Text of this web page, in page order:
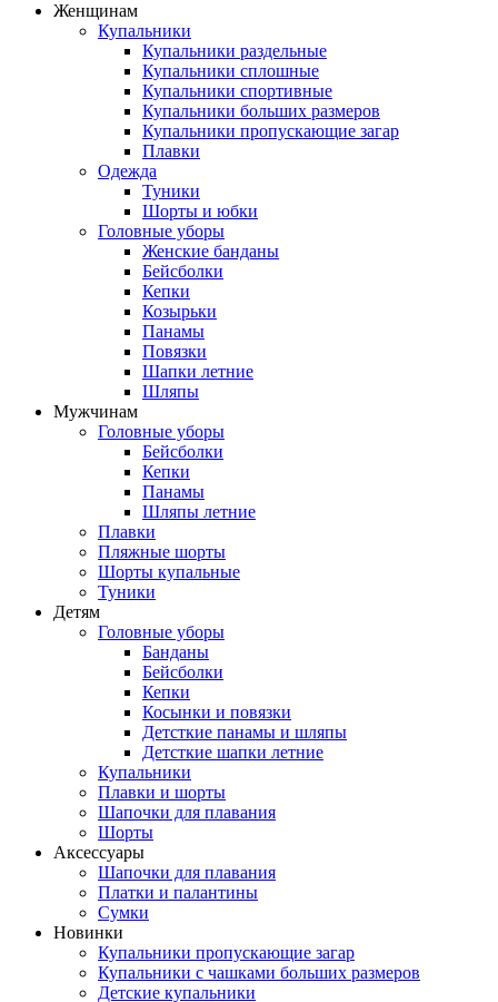
Женщинам
Купальники
Купальники раздельные
Купальники сплошные
Купальники спортивные
Купальники больших размеров
Купальники пропускающие загар
Плавки
Одежда
Туники
Шорты и юбки
Головные уборы
Женские банданы
Бейсболки
Кепки
Козырьки
Панамы
Повязки
Шапки летние
Шляпы
Мужчинам
Головные уборы
Бейсболки
Кепки
Панамы
Шляпы летние
Плавки
Пляжные шорты
Шорты купальные
Туники
Детям
Головные уборы
Банданы
Бейсболки
Кепки
Косынки и повязки
Детсткие панамы и шляпы
Детсткие шапки летние
Купальники
Плавки и шорты
Шапочки для плавания
Шорты
Аксессуары
Шапочки для плавания
Платки и палантины
Сумки
Новинки
Купальники пропускающие загар
Купальники с чашками больших размеров
Детские купальники